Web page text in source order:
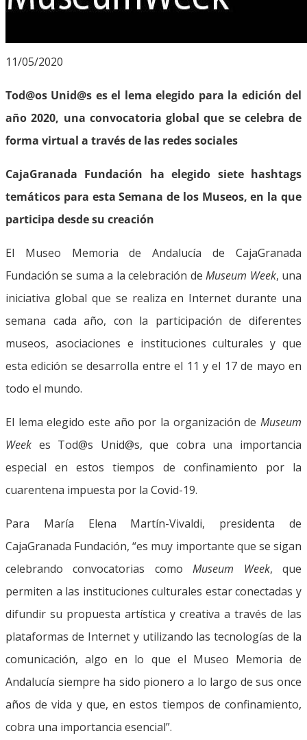
11/05/2020
Tod@os Unid@s es el lema elegido para la edición del
año 2020, una convocatoria global que se celebra de
forma virtual a través de las redes sociales
CajaGranada Fundación ha elegido siete hashtags
temáticos para esta Semana de los Museos, en la que
participa desde su creación
El Museo Memoria de Andalucía de CajaGranada
Fundación se suma a la celebración deMuseum Week, una
iniciativa global que se realiza en Internet durante una
semana cada año, con la participación de diferentes
museos, asociaciones e instituciones culturales y que
esta edición se desarrolla entre el 11 y el 17 de mayo en
todo el mundo.
El lema elegido este año por la organización de Museum
Week es Tod@s Unid@s, que cobra una importancia
especial en estos tiempos de confinamiento por la
cuarentena impuesta por la Covid-19.
Para María Elena Martín-Vivaldi, presidenta de
CajaGranada Fundación, “es muy importante que se sigan
celebrando convocatorias comoMuseum Week, que
permiten a las instituciones culturales estar conectadas y
difundir su propuesta artística y creativa a través de las
plataformas de Internet y utilizando las tecnologías de la
comunicación, algo en lo que el Museo Memoria de
Andalucía siempre ha sido pionero a lo largo de sus once
años de vida y que, en estos tiempos de confinamiento,
cobra una importancia esencial”.